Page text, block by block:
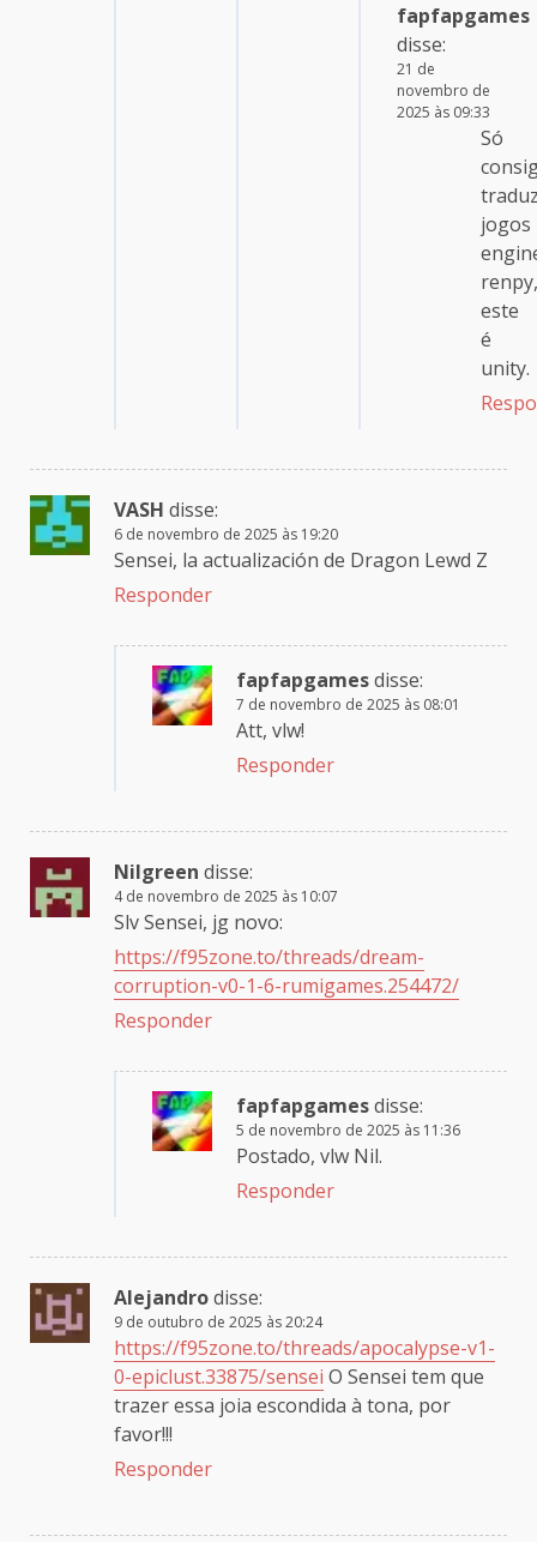
fapfapgames
disse:
21 de
novembro de
2025 às 09:33
Só
jogos
renpy,
este
é
unity.
VASH disse:
6 de novembro de 2025 às 19:20
Sensei, la actualización de Dragon Lewd Z
Responder
fapfapgamesdisse:
7 de novembro de 2025 às 08:01
Att, vlw!
Responder
Nilgreen disse:
4 de novembro de 2025 às 10:07
Slv Sensei, jg novo:
https://f95zone.to/threads/dream-
corruption-v0-1-6-rumigames.254472/
Responder
fapfapgamesdisse:
5 de novembro de 2025 às 11:36
Postado, vlw Nil.
Responder
Alejandrodisse:
9 de outubro de 2025 às 20:24
https://f95zone.to/threads/apocalypse-v1-
0-epiclust.33875/sensei O Sensei tem que
trazer essa joia escondida à tona, por
favor!!!
Responder